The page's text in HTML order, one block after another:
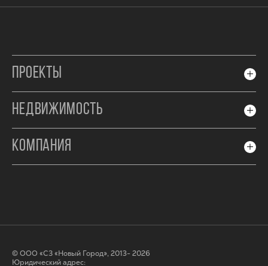
ПРОЕКТЫ
НЕДВИЖИМОСТЬ
КОМПАНИЯ
© ООО «СЗ «Новый Город», 2013- 2026
Юридический адрес: